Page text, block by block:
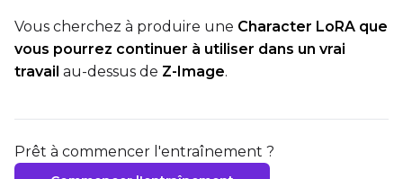
Vous cherchez à produire une Character LoRA que
vous pourrez continuer à utiliser dans un vrai
travail au-dessus de Z-Image.
Prêt à commencer l'entraînement ?